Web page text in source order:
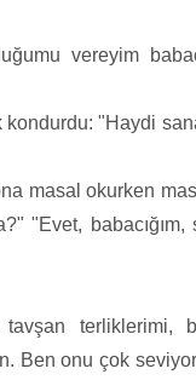
vereyim
kondurdu: "Haydi
masal okurken
"Evet, babacığım,
terliklerimi,
Ben onu çok